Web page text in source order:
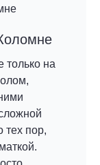
только на
тех пор,